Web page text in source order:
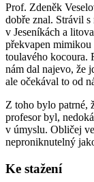
Prof. Zdeněk
dobře znal. Strávil
v Jeseníkách a
překvapen mimikou
toulavého kocoura.
nám dal najevo, že
ale očekával to od
Z toho bylo patrné,
profesor byl,
v úmyslu. Obličej
neproniknutelný
Ke stažení